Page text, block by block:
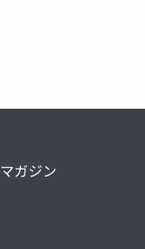
マガジン